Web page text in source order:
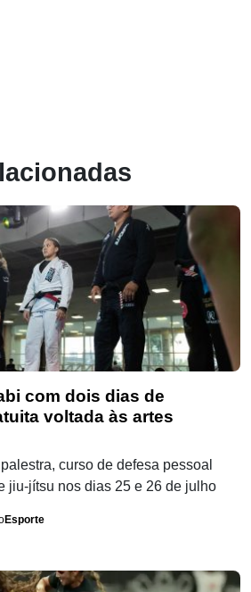
com dois dias de
voltada às artes
curso de defesa pessoal
jiu-jítsu nos dias 25 e 26 de julho
Esporte